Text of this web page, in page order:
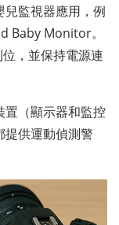
監視器應用，例
Baby Monitor。
，並保持電源連
置（顯示器和監控
提供運動偵測警